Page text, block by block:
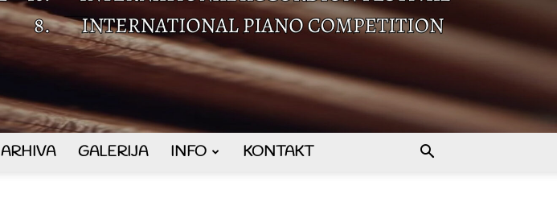
ARHIVA GALERIJA INFO KONTAKT